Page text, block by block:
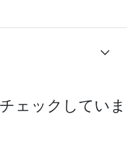
ェックしていま